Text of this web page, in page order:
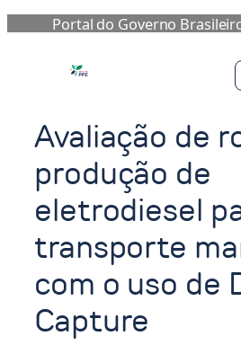
Portal do Governo
Avaliação de
produção de
eletrodiesel
transporte
com o uso de
Capture